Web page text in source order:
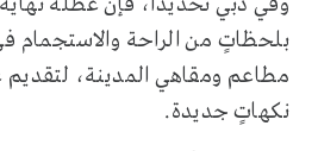
بلحظاتٍ من الراحة والاستجمام
مطاعم ومقاهي المدينة،
نكهاتٍ جديدة.